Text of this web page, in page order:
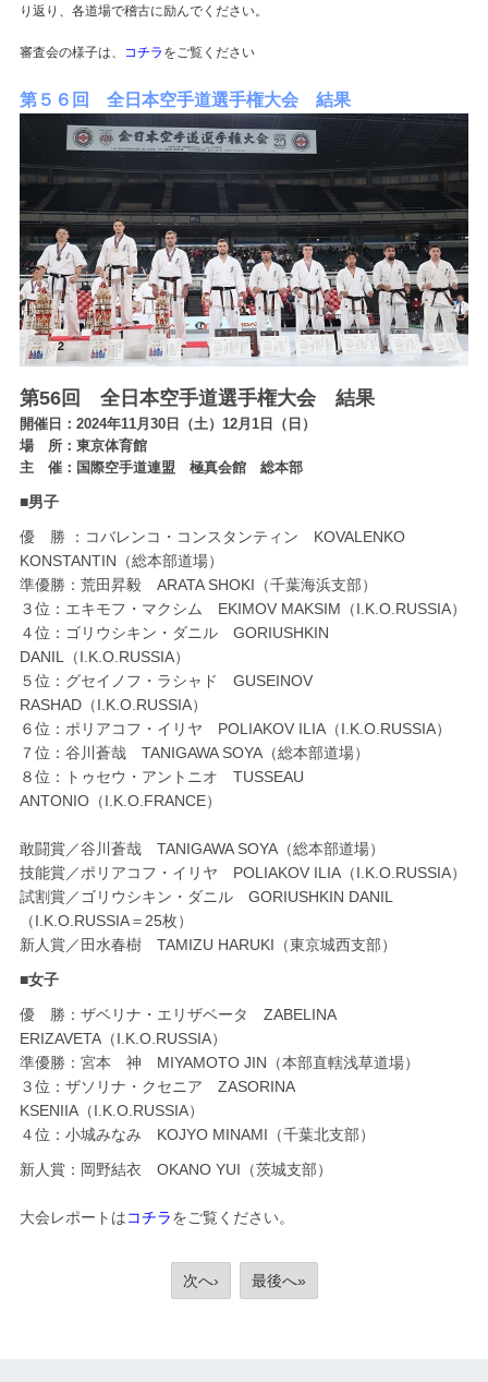
り返り、各道場で稽古に励んでください。
審査会の様子は、 コチラ をご覧ください
第５６回 全日本空手道選手権大会 結果
第56回 全日本空手道選手権大会 結果
開催日：2024年11月30日（土）12月1日（日）
場 所：東京体育館
主 催：国際空手道連盟 極真会館 総本部
■男子
優 勝 ：コバレンコ・コンスタンティン KOVALENKO
KONSTANTIN（総本部道場）
準優勝：荒田昇毅 ARATA SHOKI（千葉海浜支部）
３位：エキモフ・マクシム EKIMOV MAKSIM（I.K.O.RUSSIA）
４位：ゴリウシキン・ダニル GORIUSHKIN
DANIL（I.K.O.RUSSIA）
５位：グセイノフ・ラシャド GUSEINOV
RASHAD（I.K.O.RUSSIA）
６位：ポリアコフ・イリヤ POLIAKOV ILIA（I.K.O.RUSSIA）
７位：谷川蒼哉 TANIGAWA SOYA（総本部道場）
８位：トゥセウ・アントニオ TUSSEAU
ANTONIO（I.K.O.FRANCE）
敢闘賞／谷川蒼哉 TANIGAWA SOYA（総本部道場）
技能賞／ポリアコフ・イリヤ POLIAKOV ILIA（I.K.O.RUSSIA）
試割賞／ゴリウシキン・ダニル GORIUSHKIN DANIL
（I.K.O.RUSSIA＝25枚）
新人賞／田水春樹 TAMIZU HARUKI（東京城西支部）
■女子
優 勝：ザベリナ・エリザベータ ZABELINA
ERIZAVETA（I.K.O.RUSSIA）
準優勝：宮本 神 MIYAMOTO JIN（本部直轄浅草道場）
３位：ザソリナ・クセニア ZASORINA
KSENIIA（I.K.O.RUSSIA）
４位：小城みなみ KOJYO MINAMI（千葉北支部）
新人賞：岡野結衣 OKANO YUI（茨城支部）
大会レポートはコチラをご覧ください。
次へ› 最後へ»